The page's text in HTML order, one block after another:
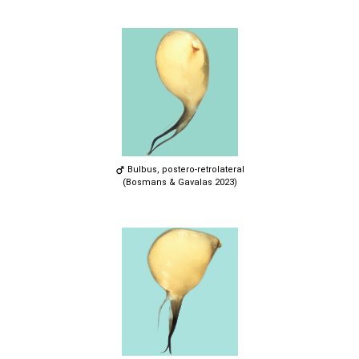
Bulbus, postero-retrolateral
(Bosmans & Gavalas 2023)